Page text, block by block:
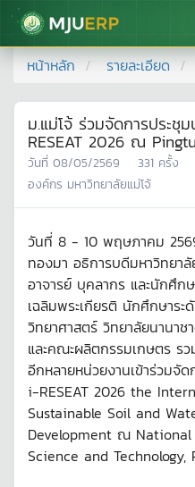
มหาวิทยาลัยแม่โจ้
หน้าหลัก รายละเอียด
ม.แม่โจ้ ร่วมจัดการประ
RESEAT 2026 ณ
วันที่ 08/05/2569 331 ครั้ง
องค์กร มหาวิทยาลัยแม่โจ้
วันที่ 8 - 10 พฤษภาคม
ทองมา อธิการบดีมหาวิทยา
อาจารย์ บุคลากร และนักศึก
เฉลิมพระเกียรติ นักศึกษา
วิทยาศาสตร์ วิทยาลัยนานา
และคณะผลิตกรรมเกษตร ร
อีกหลายหน่วยงานเข้าร่วมจั
i-RESEAT 2026 the
Sustainable Soil and
Development ณ
Science and Technology,